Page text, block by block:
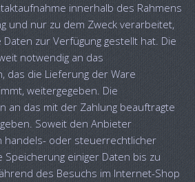
innerhalb des Rahmens
und nur zu dem Zweck verarbeitet,
zur Verfügung gestellt hat. Die
notwendig an das
das die Lieferung der Ware
weitergegeben. Die
an das mit der Zahlung beauftragte
Soweit den Anbieter
handels- oder steuerrechtlicher
einiger Daten bis zu
des Besuchs im Internet-Shop